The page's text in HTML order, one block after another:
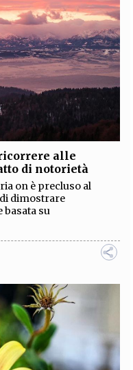
alle
di notorietà
on è precluso al
dimostrare
basata su